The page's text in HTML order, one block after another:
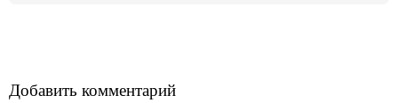
Добавить комментарий